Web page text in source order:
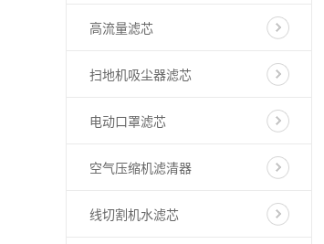
高流量滤芯
扫地机吸尘器滤芯
电动口罩滤芯
空气压缩机滤清器
线切割机水滤芯